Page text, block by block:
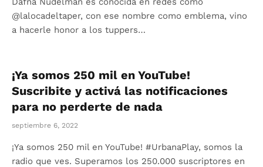
@lalocadeltaper, con ese nombre como emblema, vino
a hacerle honor a los tuppers…
¡Ya somos 250 mil en YouTube!
Suscribite y activá las notificaciones
para no perderte de nada
septiembre 6, 2022
¡Ya somos 250 mil en YouTube! #UrbanaPlay, somos la
radio que ves. Superamos los 250.000 suscriptores en